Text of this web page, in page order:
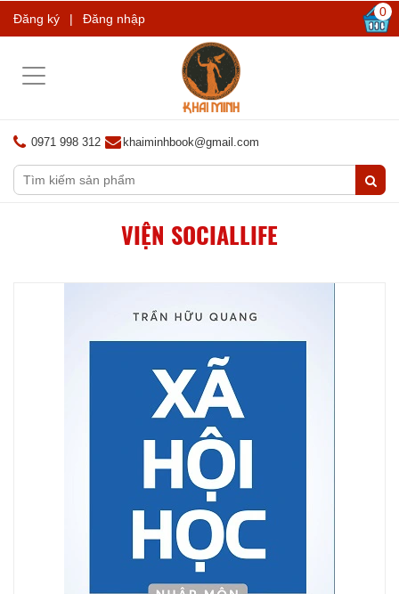
Đăng ký | Đăng nhập 0
Toggle
0971 998 312 khaiminhbook@gmail.com
VIỆN SOCIALLIFE